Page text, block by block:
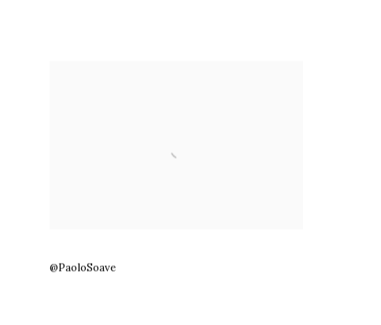
@PaoloSoave